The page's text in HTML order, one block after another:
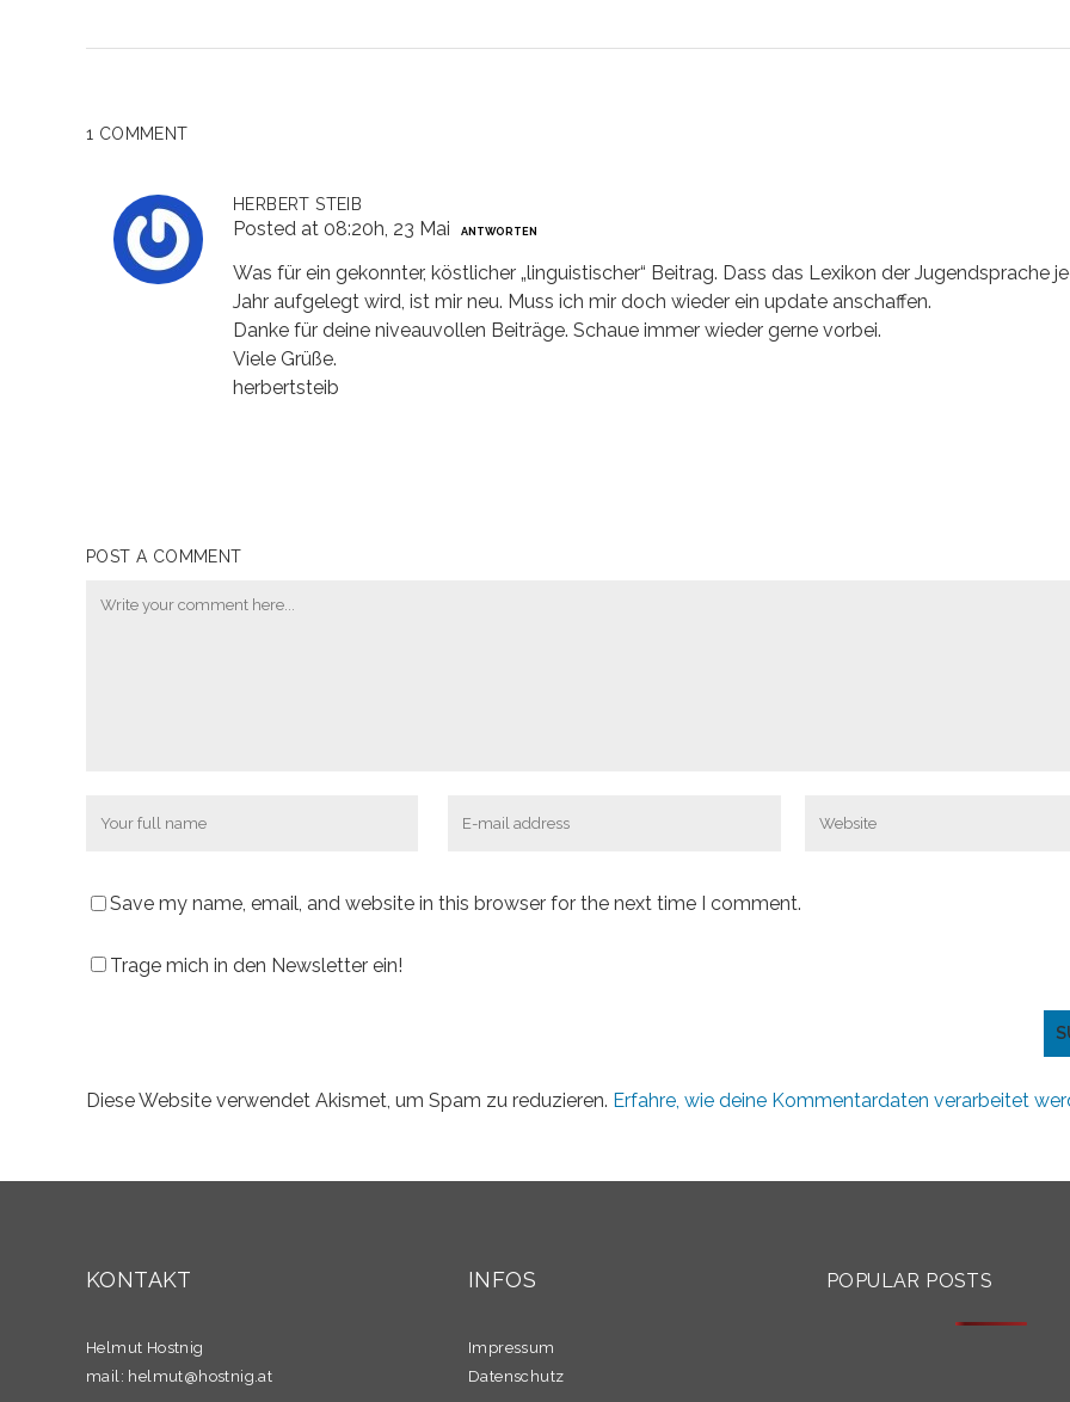
1 COMMENT
HERBERT STEIB
Posted at 08:20h, 23 Mai ANTWORTEN
Was für ein gekonnter, köstlicher „linguistischer“ Beitrag. Dass das Lexikon der Jugendsprache
Jahr aufgelegt wird, ist mir neu. Muss ich mir doch wieder ein update anschaffen.
Danke für deine niveauvollen Beiträge. Schaue immer wieder gerne vorbei.
Viele Grüße.
herbertsteib
POST A COMMENT
Save my name, email, and website in this browser for the next time I comment.
Trage mich in den Newsletter ein!
Diese Website verwendet Akismet, um Spam zu reduzieren. Erfahre, wie deine Kommentardaten verarbeitet
KONTAKT
Helmut Hostnig
mail: helmut@hostnig.at
INFOS
Impressum
Datenschutz
POPULAR POSTS